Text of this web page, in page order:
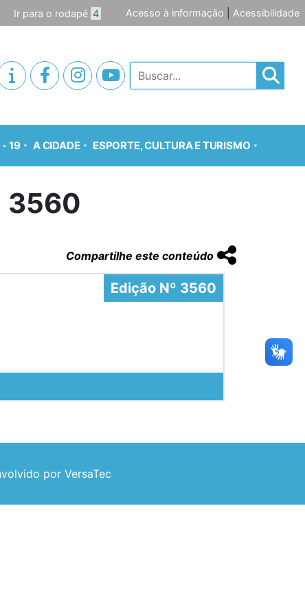
Ir para o rodapé 4 Acesso à informação Acessibilidade
Pesquisar
- 19 A CIDADE ESPORTE, CULTURA E TURISMO
3560
Compartilhe este conteúdo
Edição Nº 3560
por VersaTec